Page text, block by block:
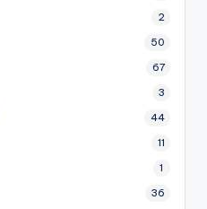
2
50
67
3
44
11
1
36